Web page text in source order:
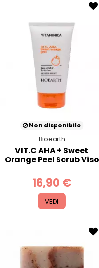
Non disponibile
Bioearth
VIT.C AHA + Sweet
Orange Peel Scrub Viso
16,90 €
VEDI